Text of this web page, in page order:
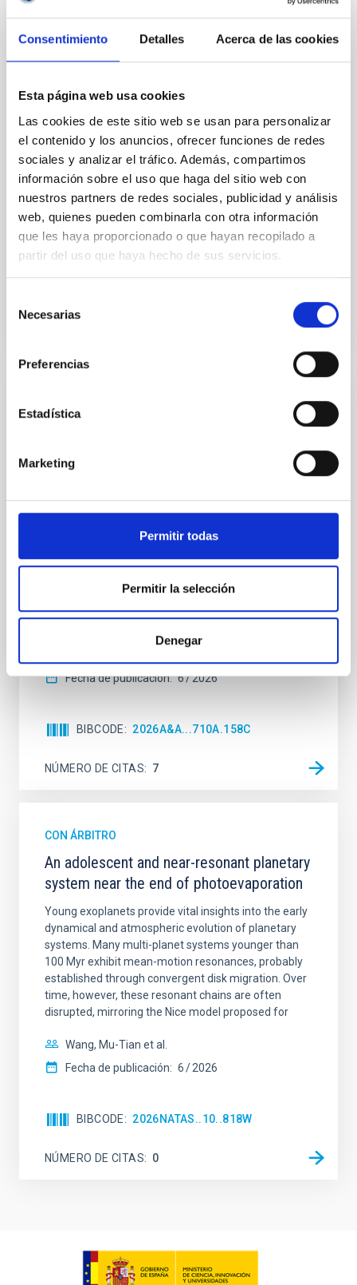
Consentimiento Detalles Acerca de las cookies
Esta página web usa cookies
Las cookies de este sitio web se usan para personalizar
el contenido y los anuncios, ofrecer funciones de redes
sociales y analizar el tráfico. Además, compartimos
información sobre el uso que haga del sitio web con
nuestros partners de redes sociales, publicidad y análisis
web, quienes pueden combinarla con otra información
que les haya proporcionado o que hayan recopilado a
partir del uso que haya hecho de sus servicios.
Necesarias
Preferencias
Estadística
Marketing
Permitir todas
Permitir la selección
Denegar
Magnetic Field Alignment with Dense
Cores in the Transition between Cloud and
Core Scales
In a magnetically dominated model of star formation,
field orientation of star-forming dense cores and the
cloud-scale magnetic field. A. Pandhi et al. showed
instead, however, that the orientation of cores and
their angular momentum vectors appear random
with respect to the larger-scale magnetic
Yin, Sean et al.
Fecha de publicación:
2026
Clues to inside-out quenching in quiescent
Mg-abundance gradients from JWST-
quiescent galaxies at cosmic noon provide powerful
mass assembly mechanisms. Previous photometric
studies have revealed that the cores of these
spectroscopy is needed to break the age-metallicity
Fecha de publicación: 6 2026
BIBCODE 2026A&A...710A.158C
NÚMERO DE CITAS 7
CON ÁRBITRO
An adolescent and near-resonant planetary
system near the end of photoevaporation
Young exoplanets provide vital insights into the early
dynamical and atmospheric evolution of planetary
systems. Many multi-planet systems younger than
100 Myr exhibit mean-motion resonances, probably
established through convergent disk migration. Over
time, however, these resonant chains are often
disrupted, mirroring the Nice model proposed for
Wang, Mu-Tian et al.
Fecha de publicación: 6 2026
BIBCODE 2026NATAS..10..818W
NÚMERO DE CITAS 0